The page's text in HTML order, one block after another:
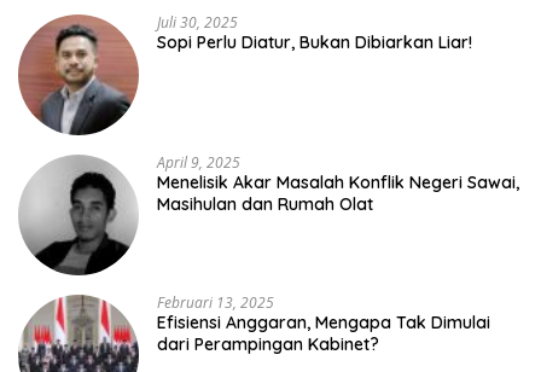
Juli 30, 2025
Sopi Perlu Diatur, Bukan Dibiarkan Liar!
April 9, 2025
Menelisik Akar Masalah Konflik Negeri Sawai,
Masihulan dan Rumah Olat
Februari 13, 2025
Efisiensi Anggaran, Mengapa Tak Dimulai
dari Perampingan Kabinet?